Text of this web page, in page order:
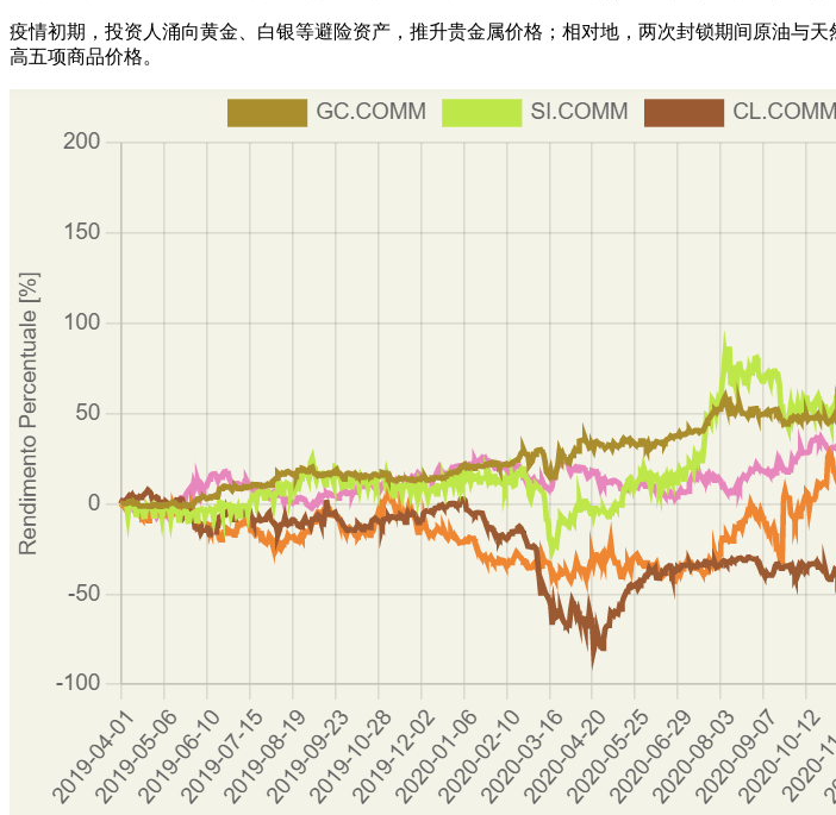
疫情初期，投资人涌向黄金、白银等避险资产，推升贵金属价格；相对地，两次封锁期间原油与
高五项商品价格。